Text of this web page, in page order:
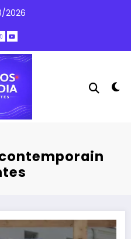
2026